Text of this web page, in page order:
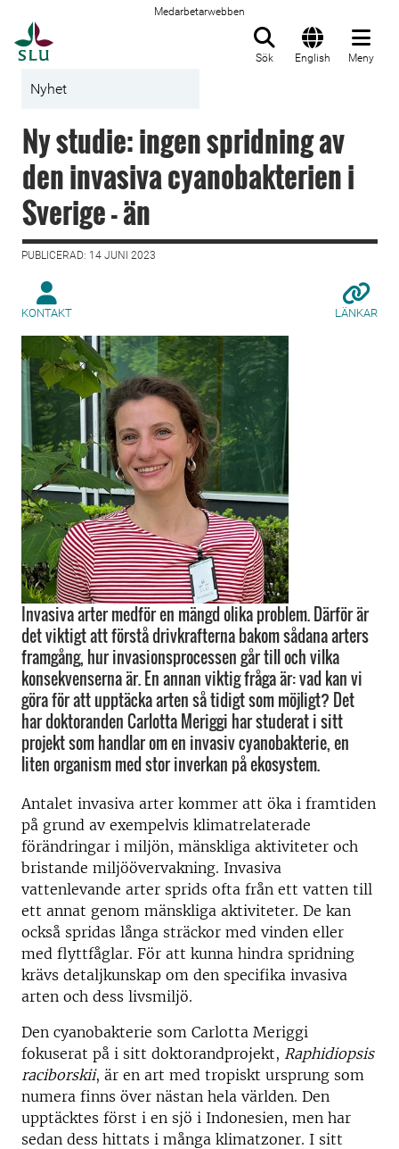
Medarbetarwebben
Sök English Meny
Nyhet
Ny studie: ingen spridning av
den invasiva cyanobakterien i
Sverige - än
PUBLICERAD: 14 JUNI 2023
KONTAKT LÄNKAR
Invasiva arter medför en mängd olika problem. Därför är
det viktigt att förstå drivkrafterna bakom sådana arters
framgång, hur invasionsprocessen går till och vilka
konsekvenserna är. En annan viktig fråga är: vad kan vi
göra för att upptäcka arten så tidigt som möjligt? Det
har doktoranden Carlotta Meriggi har studerat i sitt
projekt som handlar om en invasiv cyanobakterie, en
liten organism med stor inverkan på ekosystem.
Antalet invasiva arter kommer att öka i framtiden
på grund av exempelvis klimatrelaterade
förändringar i miljön, mänskliga aktiviteter och
bristande miljöövervakning. Invasiva
vattenlevande arter sprids ofta från ett vatten till
ett annat genom mänskliga aktiviteter. De kan
också spridas långa sträckor med vinden eller
med flyttfåglar. För att kunna hindra spridning
krävs detaljkunskap om den specifika invasiva
arten och dess livsmiljö.
Den cyanobakterie som Carlotta Meriggi
fokuserat på i sitt doktorandprojekt, Raphidiopsis
raciborskii, är en art med tropiskt ursprung som
numera finns över nästan hela världen. Den
upptäcktes först i en sjö i Indonesien, men har
sedan dess hittats i många klimatzoner. I sitt